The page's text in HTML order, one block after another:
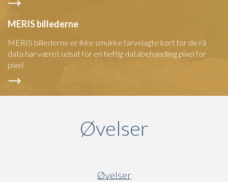
MERIS billederne
MERIS billederne er ikke smukke farvelagte kort for de rå
data har været udsat for en heftig databehandling pixel for
pixel.
Øvelser
Øvelser